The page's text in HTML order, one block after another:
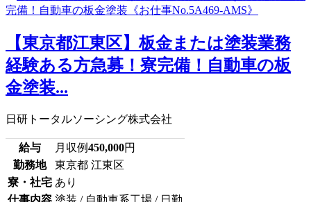
【東京都江東区】板金または塗装業務
経験ある方急募！寮完備！自動車の板
金塗装...
日研トータルソーシング株式会社
給与 月収例450,000円
勤務地
東京都 江東区
寮・社宅 あり